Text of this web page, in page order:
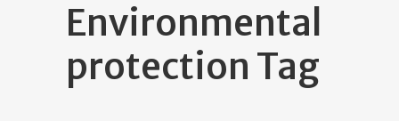
Environmental
protection Tag